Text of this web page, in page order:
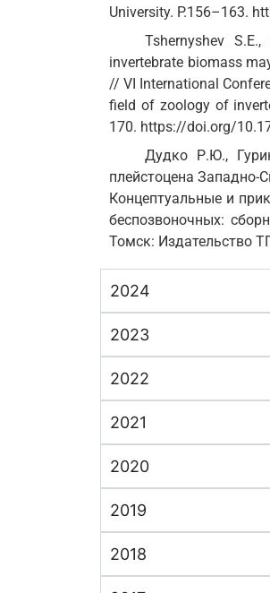
University. P.156–163.
Tshernyshev
invertebrate biomass
// VI International
field of zoology of
170. https://doi.org/
Дудко Р.Ю.,
плейстоцена Западно-
Концептуальные и
беспозвоночных:
Томск: Издательство
2024
2023
2022
2021
2020
2019
2018